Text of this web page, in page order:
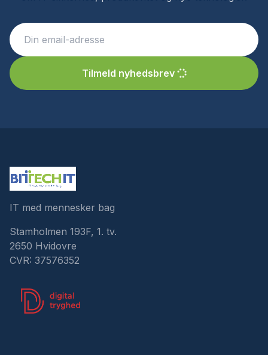
Tilmeld nyhedsbrev
IT med mennesker bag
Stamholmen 193F, 1. tv.
2650 Hvidovre
CVR: 37576352